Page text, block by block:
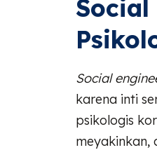
Social
karena inti
psikologis
meyakinkan,